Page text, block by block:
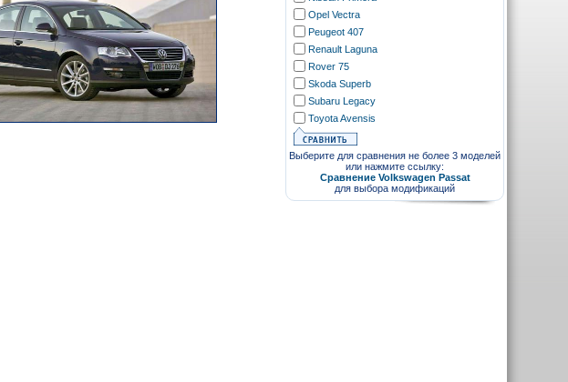
Opel Vectra
Peugeot 407
Renault Laguna
Rover 75
Skoda Superb
Subaru Legacy
Toyota Avensis
Выберите для сравнения не более 3 моделей
или нажмите ссылку:
Сравнение Volkswagen Passat
для выбора модификаций